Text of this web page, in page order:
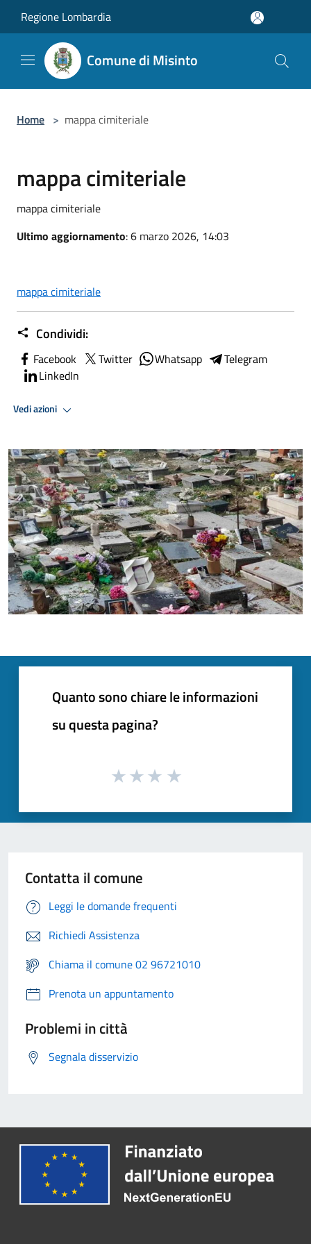
Regione Lombardia
Comune di Misinto
Home > mappa cimiteriale
mappa cimiteriale
mappa cimiteriale
Ultimo aggiornamento: 6 marzo 2026, 14:03
mappa cimiteriale
Condividi:
Facebook Twitter Whatsapp
Telegram
LinkedIn
Vedi azioni
Quanto sono chiare le informazioni
su questa pagina?
Contatta il comune
Leggi le domande frequenti
Richiedi Assistenza
Chiama il comune 02 96721010
Prenota un appuntamento
Problemi in città
Segnala disservizio